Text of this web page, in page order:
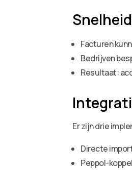
Facturen
Bedrijven
Resultaat:
Er zijn drie
Directe
Peppol-